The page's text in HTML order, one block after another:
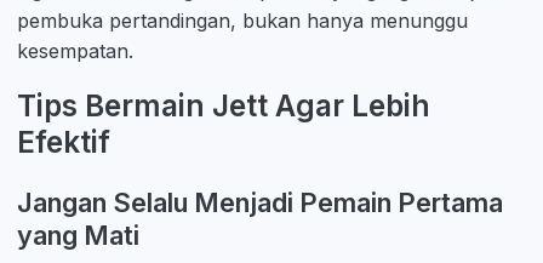
pembuka pertandingan, bukan hanya menunggu
kesempatan.
Tips Bermain Jett Agar Lebih
Efektif
Jangan Selalu Menjadi Pemain Pertama
yang Mati